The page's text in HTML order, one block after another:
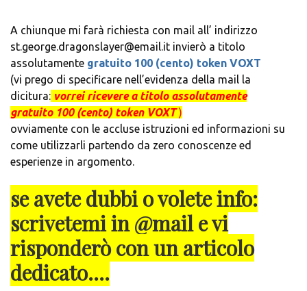
A chiunque mi farà richiesta con mail all’ indirizzo
st.george.dragonslayer@email.it invierò a titolo
assolutamente gratuito 100 (cento) token VOXT
(vi prego di specificare nell’evidenza della mail la
dicitura: vorrei ricevere a titolo assolutamente
gratuito 100 (cento) token VOXT)
ovviamente con le accluse istruzioni ed informazioni su
come utilizzarli partendo da zero conoscenze ed
esperienze in argomento.
se avete dubbi o volete info:
scrivetemi in @mail e vi
risponderò con un articolo
dedicato….